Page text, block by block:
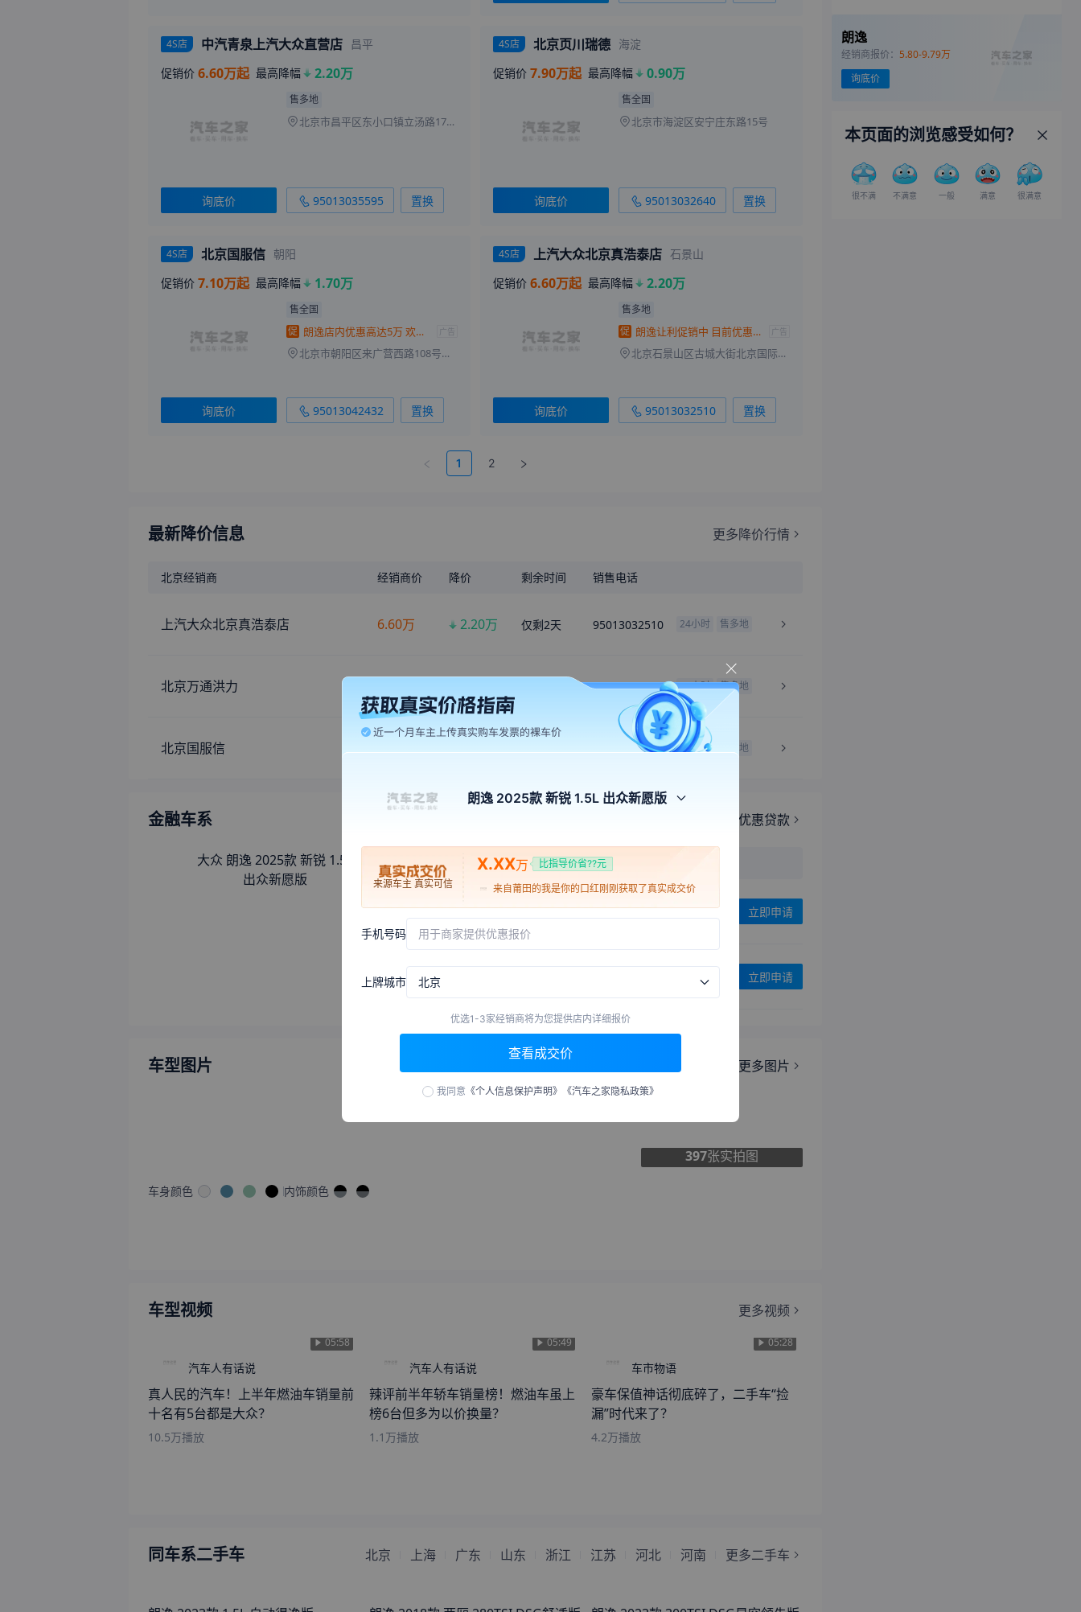
4S店 中汽青泉上汽大众直营店
昌平
促销价 6.60万起 最高降幅 2.20万
售多地
北京市昌平区东小口镇立汤路177号院1号楼
询底价 95013035595 置换
4S店 北京页川瑞德 海淀
促销价 7.90万起 最高降幅 0.90万
售全国
北京市海淀区安宁庄东路15号
询底价 95013032640 置换
4S店 北京国服信 朝阳
促销价 7.10万起 最高降幅 1.70万
售全国
促
朗逸店内优惠高达5万 欢迎垂询 广告
北京市朝阳区来广营西路108号（北五环北苑桥东南角）
询底价 95013042432 置换
4S店 上汽大众北京真浩泰店 石景山
促销价 6.60万起 最高降幅 2.20万
售多地
促
朗逸让利促销中 目前优惠高达5.51万元 广告
北京石景山区古城大街北京国际汽车贸易服务园F区8号
询底价 95013032510 置换
1 2
最新降价信息 更多降价行情
北京经销商 经销商价 降价 剩余时间 销售电话
上汽大众北京真浩泰店 6.60万 2.20万 仅剩2天 95013032510 24小时 售多地
北京万通洪力 95013089608 24小时 售多地
北京国服信 7.10万 1.70万 95013042432 24小时 售多地
金融车系 更多优惠贷款
大众 朗逸 2025款 新锐 1.5L
出众新愿版
金融方案 首付 月供
低首付 1.76万 2933元 x 24期 立即申请
低月供 立即申请
车型图片 更多图片
397张实拍图
车身颜色 内饰颜色
车型视频 更多视频
05:58
汽车人有话说
真人民的汽车！上半年燃油车销量前
十名有5台都是大众？
10.5万播放
05:49
汽车人有话说
辣评前半年轿车销量榜！燃油车虽上
榜6台但多为以价换量？
1.1万播放
05:28
车市物语
豪车保值神话彻底碎了，二手车“捡
漏”时代来了？
4.2万播放
同车系二手车 北京 上海 广东 山东 浙江 江苏 河北 河南 更多二手车
朗逸
经销商报价： 5.80-9.79万
询底价
本页面的浏览感受如何？
很不满 不满意 一般 满意 很满意
朗逸 2025款 新锐 1.5L 出众新愿版
来源车主 真实可信
X.XX万 比指导价省??元
刚刚获取了真实成交价
来自 汉中的coward刚刚获取了真实成交价
来自莆田的我是你的口红刚刚获取了真实成交价
来自吐鲁番的不适合说爱的 刚刚获取了真实成交价
来自四平
来自烟台的天降神白虎狐刚刚获取了真实成交价
来自新乡的Figure刚刚获取了真实成交价
刚刚获取了真实成交价
的我是你的口红
刚刚获取了真实成交价
来自韶关的Beautiful
刚刚获取了真实成交价
来自
精神分裂病人刚刚获取了真实成交价
刚刚获取了真实成交价
来自新余 生活有你才幸福 刚刚获取了真实成交价
手机号码 用于商家提供优惠报价
上牌城市 北京
优选1-3家经销商将为您提供店内详细报价
查看成交价
我同意 《个人信息保护声明》 《汽车之家隐私政策》